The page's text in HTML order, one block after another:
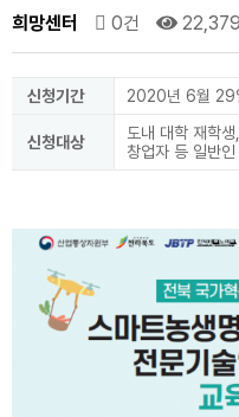
희망센터 0건
신청기간 2020년 6월 29
신청대상
도내 대학 재학
창업자 등 일반인